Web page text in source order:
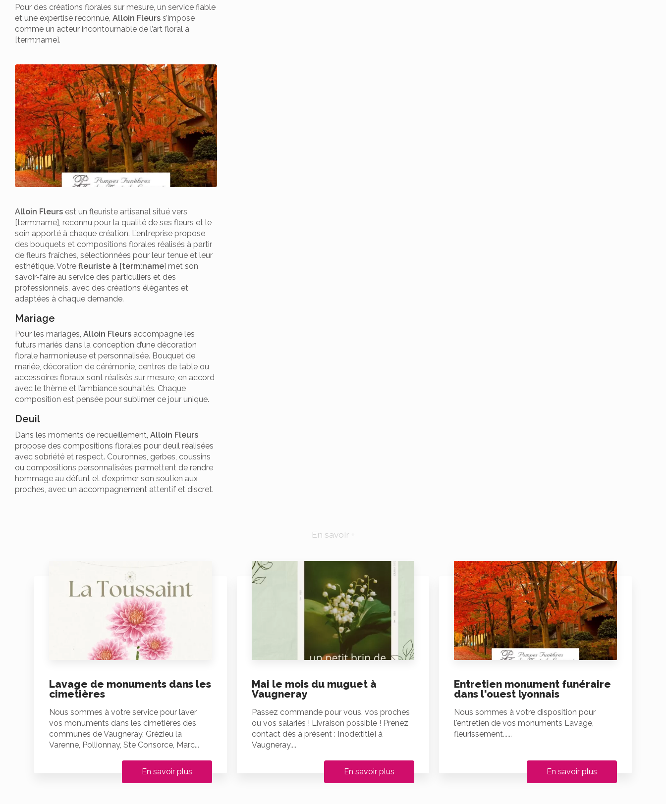
Pour des créations florales sur mesure, un service fiable
et une expertise reconnue, Alloin Fleurs s’impose
comme un acteur incontournable de l’art floral à
[term:name].
Alloin Fleurs est un fleuriste artisanal situé vers
[term:name], reconnu pour la qualité de ses fleurs et le
soin apporté à chaque création. L’entreprise propose
des bouquets et compositions florales réalisés à partir
de fleurs fraîches, sélectionnées pour leur tenue et leur
esthétique. Votre fleuriste à [term:name] met son
savoir-faire au service des particuliers et des
professionnels, avec des créations élégantes et
adaptées à chaque demande.
Mariage
Pour les mariages, Alloin Fleurs accompagne les
futurs mariés dans la conception d’une décoration
florale harmonieuse et personnalisée. Bouquet de
mariée, décoration de cérémonie, centres de table ou
accessoires floraux sont réalisés sur mesure, en accord
avec le thème et l’ambiance souhaités. Chaque
composition est pensée pour sublimer ce jour unique.
Deuil
Dans les moments de recueillement, Alloin Fleurs
propose des compositions florales pour deuil réalisées
avec sobriété et respect. Couronnes, gerbes, coussins
ou compositions personnalisées permettent de rendre
hommage au défunt et d’exprimer son soutien aux
proches, avec un accompagnement attentif et discret.
En savoir +
Lavage de monuments dans les
cimetières
Nous sommes à votre service pour laver
vos monuments dans les cimetières des
communes de Vaugneray, Grézieu la
Varenne, Pollionnay, Ste Consorce, Marc...
En savoir plus
Mai le mois du muguet à
Vaugneray
Passez commande pour vous, vos proches
ou vos salariés ! Livraison possible ! Prenez
contact dès à présent : [node:title] à
Vaugneray....
En savoir plus
Entretien monument funéraire
dans l'ouest lyonnais
Nous sommes à votre disposition pour
l'entretien de vos monuments Lavage,
fleurissement......
En savoir plus